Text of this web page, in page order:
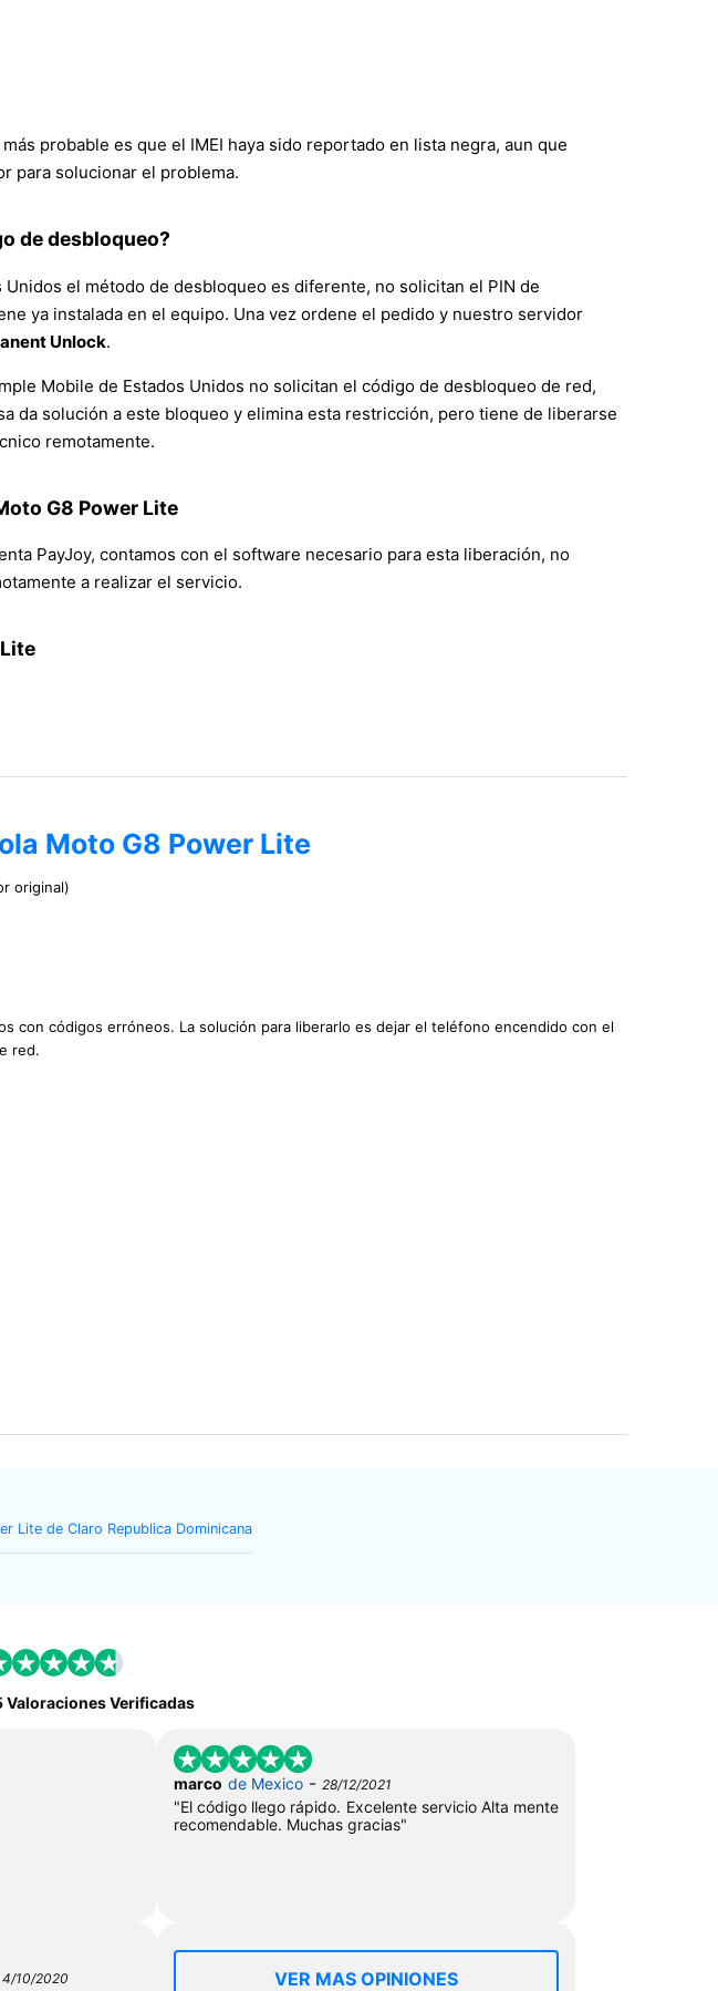
probable es que el IMEI haya sido reportado en lista negra, aun que
para solucionar el problema.
de desbloqueo?
el método de desbloqueo es diferente, no solicitan el PIN de
ya instalada en el equipo. Una vez ordene el pedido y nuestro servidor
Unlock.
Mobile de Estados Unidos no solicitan el código de desbloqueo de red,
da solución a este bloqueo y elimina esta restricción, pero tiene de liberarse
remotamente.
G8 Power Lite
PayJoy, contamos con el software necesario para esta liberación, no
a realizar el servicio.
Moto G8 Power Lite
original)
con códigos erróneos. La solución para liberarlo es dejar el teléfono encendido con el
red.
Lite de Claro Republica Dominicana
Valoraciones Verificadas
marco de Mexico -28/12/2021
"El código llego rápido. Excelente servicio Alta mente
recomendable. Muchas gracias"
4/10/2020 VER MAS OPINIONES